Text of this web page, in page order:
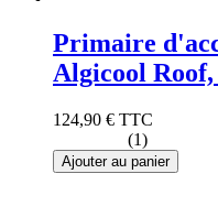
Primaire
Algicool Roof,
124,90 € TTC
(1)
Ajouter au panier